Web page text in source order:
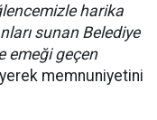
harika
sunan Belediye
emeği geçen
memnuniyetini